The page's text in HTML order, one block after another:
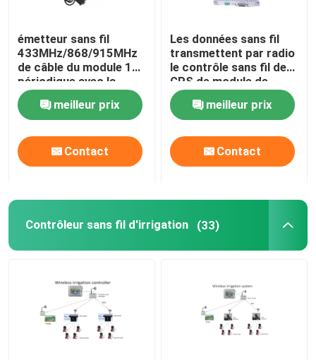
modem par radio sans fil
passage de la radio 4G
Module sans fil de Lora
Accessoires sans fil d'antenne
Convertisseur du DA d'ANNONCE
émetteur sans fil
433MHz/868/915MHz
de câble du module 1W
périodique avec la
clôture en plastique
RS232meilleur prix
Contact
Les données sans fil
transmettent par radio
le contrôle sans fil de
GPS de module de
marine de la
transmission de
données du modem
150MHz 20km
meilleur prix
Contact
Contrôleur sans fil d'irrigation (33)